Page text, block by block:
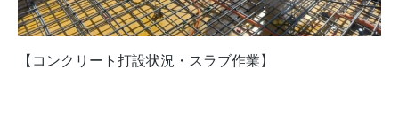
【コンクリート打設状況・スラブ作業】